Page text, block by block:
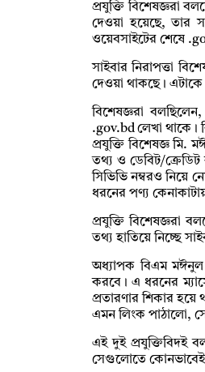
প্রযুক্তি বিশেষজ্ঞরা
দেওয়া হয়েছে, তার
ওয়েবসাইটের শেষে
সাইবার নিরাপত্তা
দেওয়া থাকছে। এটাকে
বিশেষজ্ঞরা
.gov.bd লেখা থাকে।
প্রযুক্তি বিশেষজ্ঞ মি.
তথ্য ও ডেবিট/ক্রেডিট
সিভিভি নম্বরও নিয়ে
ধরনের পণ্য
প্রযুক্তি বিশেষজ্ঞরা
তথ্য হাতিয়ে নিচ্ছে
অধ্যাপক বিএম মঈনুল
করবে। এ ধরনের
প্রতারণার শিকার
এমন লিংক পাঠালো,
এই দুই প্রযুক্তিবিদই
সেগুলোতে কোনভাবেই